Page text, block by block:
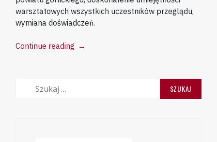
warsztatowych wszystkich uczestników przeglądu,
wymiana doświadczeń.
Continue reading “VIII
→